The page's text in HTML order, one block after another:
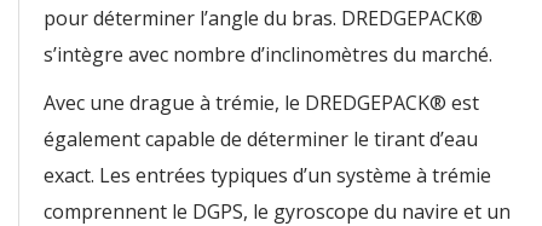
pour déterminer l’angle du bras. DREDGEPACK®
s’intègre avec nombre d’inclinomètres du marché.
Avec une drague à trémie, le DREDGEPACK® est
également capable de déterminer le tirant d’eau
exact. Les entrées typiques d’un système à trémie
comprennent le DGPS, le gyroscope du navire et un